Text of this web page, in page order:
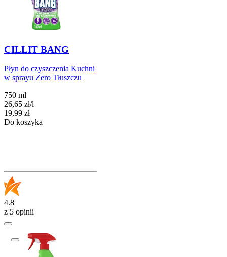
CILLIT BANG
Płyn do czyszczenia Kuchni
w sprayu Zero Tłuszczu
750 ml
26,65 zł/l
Cena
19,99 zł
Do koszyka
4.8
z 5 opinii